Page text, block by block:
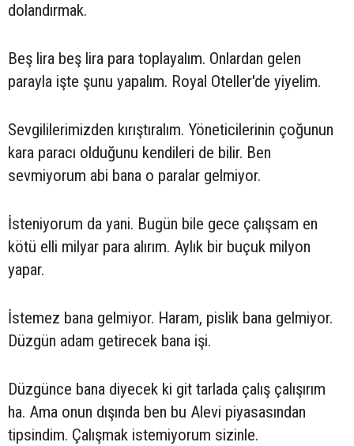
dolandırmak.
Beş lira beş lira para toplayalım. Onlardan gelen
parayla işte şunu yapalım. Royal Oteller'de yiyelim.
Sevgililerimizden kırıştıralım. Yöneticilerinin çoğunun
kara paracı olduğunu kendileri de bilir. Ben
sevmiyorum abi bana o paralar gelmiyor.
İsteniyorum da yani. Bugün bile gece çalışsam en
kötü elli milyar para alırım. Aylık bir buçuk milyon
yapar.
İstemez bana gelmiyor. Haram, pislik bana gelmiyor.
Düzgün adam getirecek bana işi.
Düzgünce bana diyecek ki git tarlada çalış çalışırım
ha. Ama onun dışında ben bu Alevi piyasasından
tipsindim. Çalışmak istemiyorum sizinle.